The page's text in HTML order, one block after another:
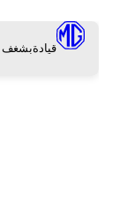
قيادةبشغف